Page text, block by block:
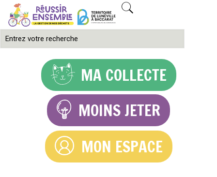
MA COLLECTE
MOINS JETER
MON ESPACE